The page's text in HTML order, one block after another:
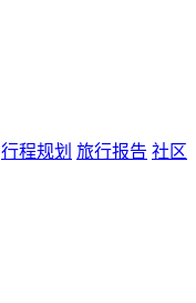
行程规划 旅行报告 社区